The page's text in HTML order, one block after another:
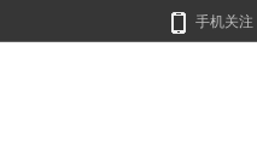
手机关注